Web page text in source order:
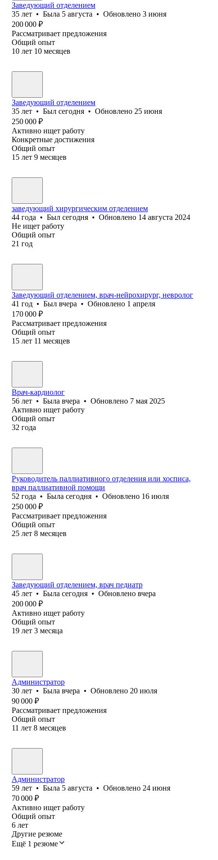
Заведующий отделением
35 лет • Была 5 августа • Обновлено 3 июня
200 000 ₽
Рассматривает предложения
Общий опыт
10 лет 10 месяцев
Заведующий отделением
35 лет • Был сегодня • Обновлено 25 июня
250 000 ₽
Активно ищет работу
Конкретные достижения
Общий опыт
15 лет 9 месяцев
заведующий хирургическим отделением
44 года • Был сегодня • Обновлено 14 августа 2024
Не ищет работу
Общий опыт
21 год
Заведующий отделением, врач-нейрохирург, невролог
41 год • Был вчера • Обновлено 1 апреля
170 000 ₽
Рассматривает предложения
Общий опыт
15 лет 11 месяцев
Врач-кардиолог
56 лет • Была вчера • Обновлено 7 мая 2025
Активно ищет работу
Общий опыт
32 года
Руководитель паллиативного отделения или хосписа,
врач паллиативной помощи
52 года • Была сегодня • Обновлено 16 июля
250 000 ₽
Рассматривает предложения
Общий опыт
25 лет 8 месяцев
Заведующий отделением, врач педиатр
45 лет • Была сегодня • Обновлено вчера
200 000 ₽
Активно ищет работу
Общий опыт
19 лет 3 месяца
Администратор
30 лет • Была вчера • Обновлено 20 июля
90 000 ₽
Рассматривает предложения
Общий опыт
11 лет 8 месяцев
Администратор
59 лет • Была 5 августа • Обновлено 24 июня
70 000 ₽
Активно ищет работу
Общий опыт
6 лет
Другие резюме
Ещё 1 резюме